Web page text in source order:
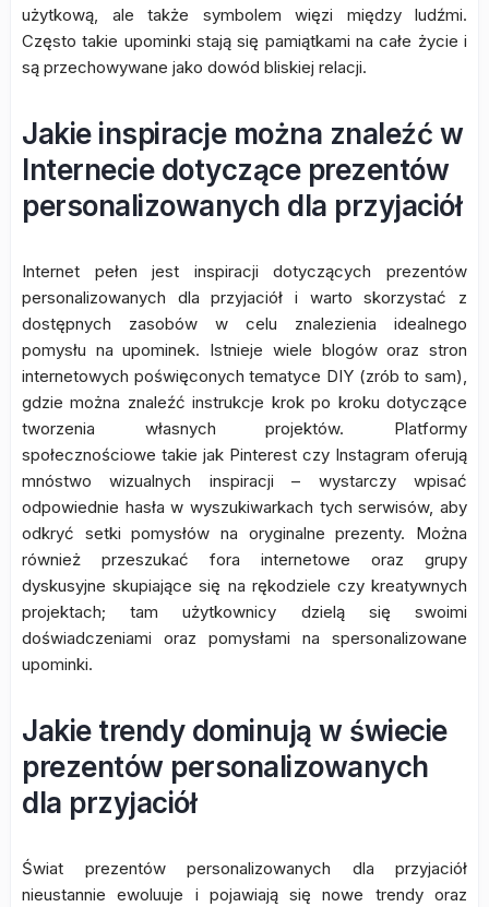
użytkową, ale także symbolem więzi między ludźmi.
Często takie upominki stają się pamiątkami na całe życie i
są przechowywane jako dowód bliskiej relacji.
Jakie inspiracje można znaleźć w
Internecie dotyczące prezentów
personalizowanych dla przyjaciół
Internet pełen jest inspiracji dotyczących prezentów
personalizowanych dla przyjaciół i warto skorzystać z
dostępnych zasobów w celu znalezienia idealnego
pomysłu na upominek. Istnieje wiele blogów oraz stron
internetowych poświęconych tematyce DIY (zrób to sam),
gdzie można znaleźć instrukcje krok po kroku dotyczące
tworzenia własnych projektów. Platformy
społecznościowe takie jak Pinterest czy Instagram oferują
mnóstwo wizualnych inspiracji – wystarczy wpisać
odpowiednie hasła w wyszukiwarkach tych serwisów, aby
odkryć setki pomysłów na oryginalne prezenty. Można
również przeszukać fora internetowe oraz grupy
dyskusyjne skupiające się na rękodziele czy kreatywnych
projektach; tam użytkownicy dzielą się swoimi
doświadczeniami oraz pomysłami na spersonalizowane
upominki.
Jakie trendy dominują w świecie
prezentów personalizowanych
dla przyjaciół
Świat prezentów personalizowanych dla przyjaciół
nieustannie ewoluuje i pojawiają się nowe trendy oraz